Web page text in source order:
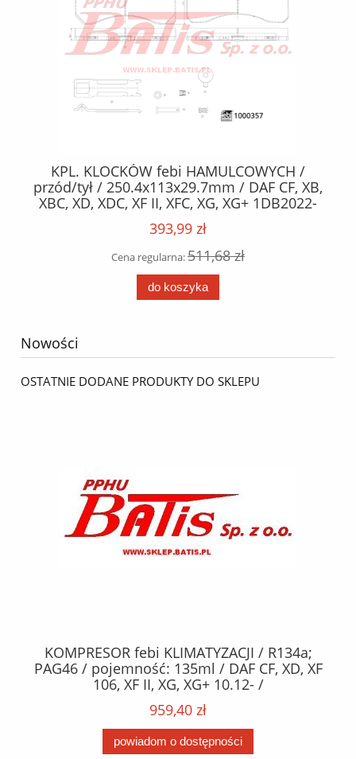
KPL. KLOCKÓW febi HAMULCOWYCH /
przód/tył / 250.4x113x29.7mm / DAF CF, XB,
XBC, XD, XDC, XF II, XFC, XG, XG+ 1DB2022-
1NA06-PX-7239 05.13- /
393,99 zł
Cena regularna:511,68 zł
do koszyka
Nowości
OSTATNIE DODANE PRODUKTY DO SKLEPU
KOMPRESOR febi KLIMATYZACJI / R134a;
PAG46 / pojemność: 135ml / DAF CF, XD, XF
106, XF II, XG, XG+ 10.12- /
959,40 zł
powiadom o dostępności